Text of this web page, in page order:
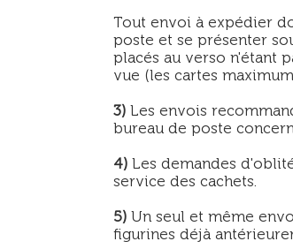
Tout envoi à expédier
poste et se présenter
placés au verso n'étant
vue (les cartes
3) Les envois
bureau de poste
4) Les demandes
service des cachets.
5) Un seul et même
figurines déjà